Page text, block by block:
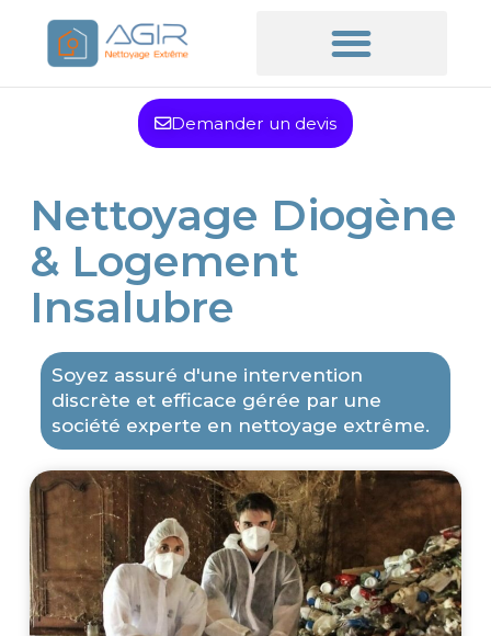
Demander un devis
Nettoyage Diogène
& Logement
Insalubre
Soyez assuré d'une intervention
discrète et efficace gérée par une
société experte en nettoyage extrême.